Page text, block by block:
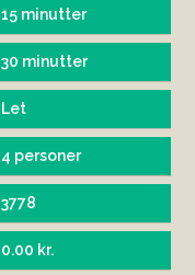
15 minutter
30 minutter
Let
4 personer
3778
0.00 kr.